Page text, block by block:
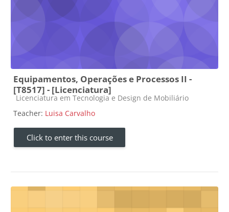
Equipamentos, Operações e Processos II -
[T8517] - [Licenciatura]
Course category
Licenciatura em Tecnologia e Design de Mobiliário
Teacher: Luisa Carvalho
Click to enter this course